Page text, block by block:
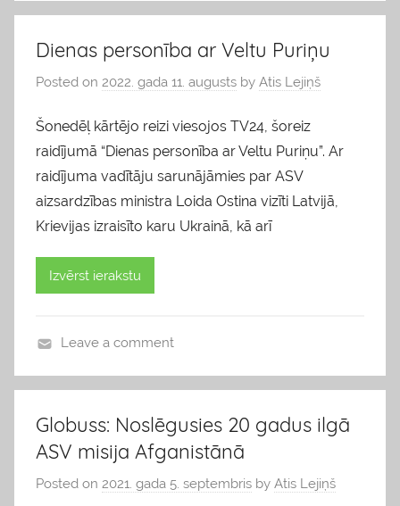
l
g
s
Dienas personība ar Veltu Puriņu
Posted on 2022. gada 11. augusts by Atis Lejiņš
Šonedēļ kārtējo reizi viesojos TV24, šoreiz
raidījumā “Dienas personība ar Veltu Puriņu”. Ar
raidījuma vadītāju sarunājāmies par ASV
aizsardzības ministra Loida Ostina vizīti Latvijā,
Krievijas izraisīto karu Ukrainā, kā arī
Izvērst ierakstu
l
g
s
Leave a comment
Globuss: Noslēgusies 20 gadus ilgā
ASV misija Afganistānā
Posted on 2021. gada 5. septembris by Atis Lejiņš